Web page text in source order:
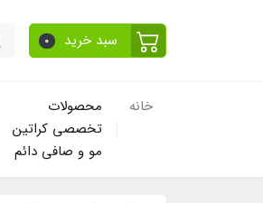
سبد خرید 0
خانه
محصولات
تخصصی کراتین
مو و صافی دائم